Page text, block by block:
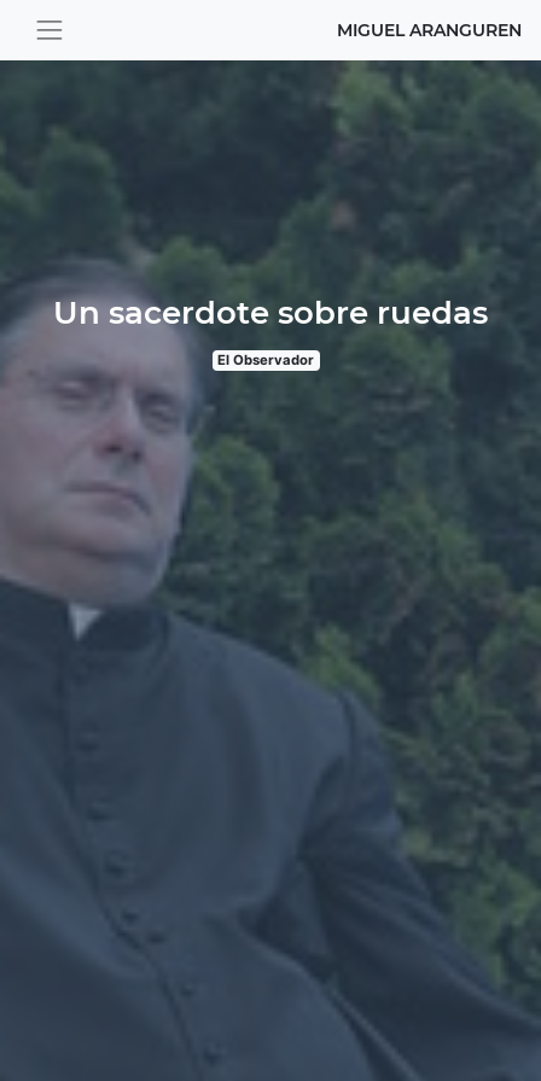
MIGUEL ARANGUREN
Un sacerdote sobre ruedas
El Observador